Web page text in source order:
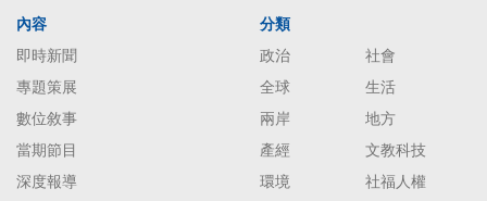
內容
即時新聞
專題策展
數位敘事
當期節目
深度報導
分類
政治
社會
全球
生活
兩岸
地方
產經
文教科技
環境
社福人權